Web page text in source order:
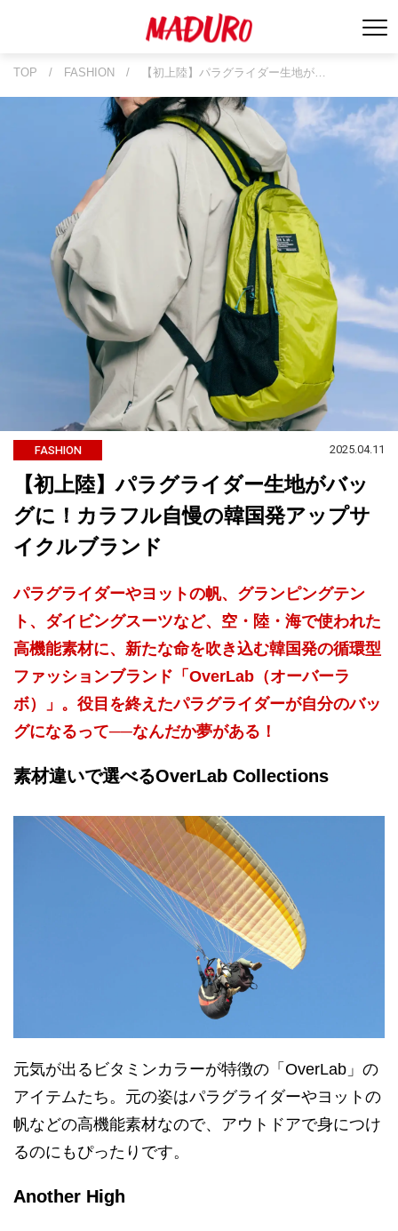
TOP / FASHION / 【初上陸】パラグライダー生地が…
FASHION 2025.04.11
【初上陸】パラグライダー生地がバッ
グに！カラフル自慢の韓国発アップサ
イクルブランド
パラグライダーやヨットの帆、グランピングテン
ト、ダイビングスーツなど、空・陸・海で使われた
高機能素材に、新たな命を吹き込む韓国発の循環型
ファッションブランド「OverLab（オーバーラ
ボ）」。役目を終えたパラグライダーが自分のバッ
グになるって──なんだか夢がある！
素材違いで選べるOverLab Collections
元気が出るビタミンカラーが特徴の「OverLab」の
アイテムたち。元の姿はパラグライダーやヨットの
帆などの高機能素材なので、アウトドアで身につけ
るのにもぴったりです。
Another High